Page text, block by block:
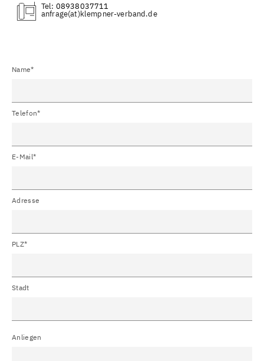
Tel: 08938037711
(at)
Name*
Telefon*
E-Mail*
Adresse
PLZ*
Stadt
Anliegen